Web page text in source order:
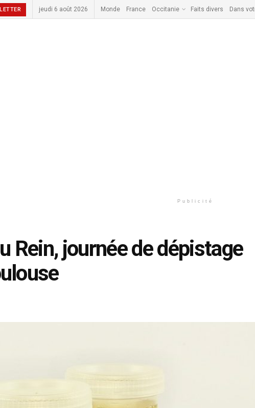
jeudi 6 août 2026 Monde France Occitanie Faits divers Dans
Publicité
Rein, journée de dépistage